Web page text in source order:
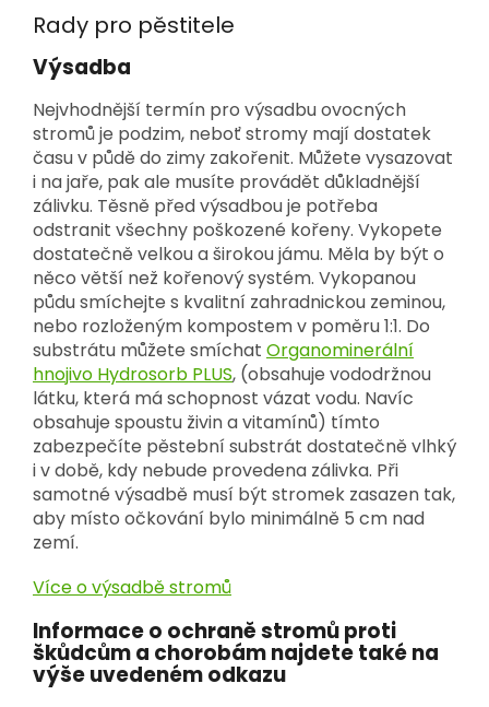
Rady pro pěstitele
Výsadba
Nejvhodnější termín pro výsadbu ovocných
stromů je podzim, neboť stromy mají dostatek
času v půdě do zimy zakořenit. Můžete vysazovat
i na jaře, pak ale musíte provádět důkladnější
zálivku. Těsně před výsadbou je potřeba
odstranit všechny poškozené kořeny. Vykopete
dostatečně velkou a širokou jámu. Měla by být o
něco větší než kořenový systém. Vykopanou
půdu smíchejte s kvalitní zahradnickou zeminou,
nebo rozloženým kompostem v poměru 1:1. Do
substrátu můžete smíchat Organominerální
hnojivo Hydrosorb PLUS, (obsahuje vododržnou
látku, která má schopnost vázat vodu. Navíc
obsahuje spoustu živin a vitamínů) tímto
zabezpečíte pěstební substrát dostatečně vlhký
i v době, kdy nebude provedena zálivka. Při
samotné výsadbě musí být stromek zasazen tak,
aby místo očkování bylo minimálně 5 cm nad
zemí.
Více o výsadbě stromů
Informace o ochraně stromů proti
škůdcům a chorobám najdete také na
výše uvedeném odkazu